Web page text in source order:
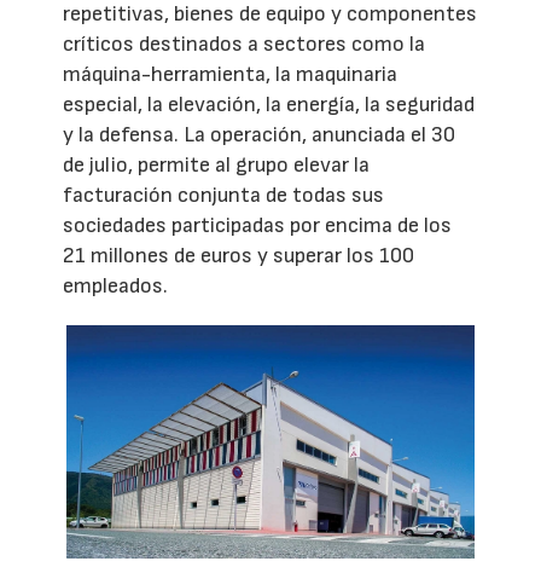
repetitivas, bienes de equipo y componentes
críticos destinados a sectores como la
máquina-herramienta, la maquinaria
especial, la elevación, la energía, la seguridad
y la defensa. La operación, anunciada el 30
de julio, permite al grupo elevar la
facturación conjunta de todas sus
sociedades participadas por encima de los
21 millones de euros y superar los 100
empleados.